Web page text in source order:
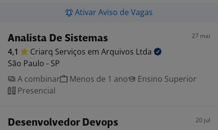
Ativar Aviso de Vagas
Analista De Sistemas 27 mai
4,1 Criarq Serviços em Arquivos Ltda
São Paulo - SP
A combinar
Menos de 1 ano
Ensino Superior
Presencial
Desenvolvedor Devops 20 jul